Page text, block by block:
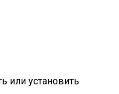
или установить